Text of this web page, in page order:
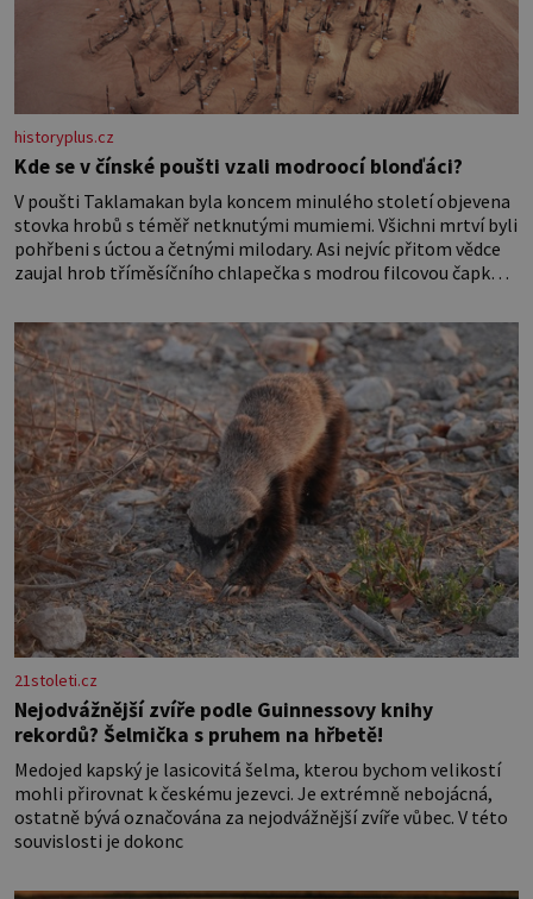
historyplus.cz
Kde se v čínské poušti vzali modroocí blonďáci?
V poušti Taklamakan byla koncem minulého století objevena
stovka hrobů s téměř netknutými mumiemi. Všichni mrtví byli
pohřbeni s úctou a četnými milodary. Asi nejvíc přitom vědce
zaujal hrob tříměsíčního chlapečka s modrou filcovou čapkou,
nesmírně dobře zachovalá, přičítají odborníci zdejším
klimatickým podmínkám. Sucho, prosolené písky a extrémně
21stoleti.cz
Nejodvážnější zvíře podle Guinnessovy knihy
rekordů? Šelmička s pruhem na hřbetě!
Medojed kapský je lasicovitá šelma, kterou bychom velikostí
mohli přirovnat k českému jezevci. Je extrémně nebojácná,
ostatně bývá označována za nejodvážnější zvíře vůbec. V této
souvislosti je dokonc